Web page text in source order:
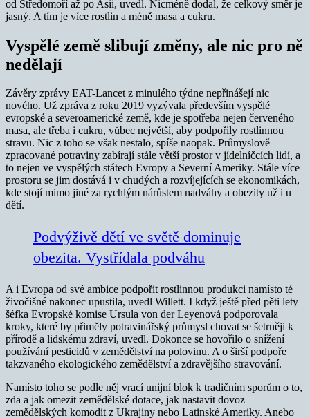
od Středomoří až po Asii, uvedl. Nicméně dodal, že celkový směr je
jasný. A tím je více rostlin a méně masa a cukru.
Vyspělé země slibují změny, ale nic pro ně
nedělají
Závěry zprávy EAT-Lancet z minulého týdne nepřinášejí nic
nového. Už zpráva z roku 2019 vyzývala především vyspělé
evropské a severoamerické země, kde je spotřeba nejen červeného
masa, ale třeba i cukru, vůbec největší, aby podpořily rostlinnou
stravu. Nic z toho se však nestalo, spíše naopak. Průmyslově
zpracované potraviny zabírají stále větší prostor v jídelníčcích lidí, a
to nejen ve vyspělých státech Evropy a Severní Ameriky. Stále více
prostoru se jim dostává i v chudých a rozvíjejících se ekonomikách,
kde stojí mimo jiné za rychlým nárůstem nadváhy a obezity už i u
dětí.
Podvýživě dětí ve světě dominuje
obezita. Vystřídala podváhu
A i Evropa od své ambice podpořit rostlinnou produkci namísto té
živočišné nakonec upustila, uvedl Willett. I když ještě před pěti lety
šéfka Evropské komise Ursula von der Leyenová podporovala
kroky, které by přiměly potravinářský průmysl chovat se šetrněji k
přírodě a lidskému zdraví, uvedl. Dokonce se hovořilo o snížení
používání pesticidů v zemědělství na polovinu. A o širší podpoře
takzvaného ekologického zemědělství a zdravějšího stravování.
Namísto toho se podle něj vrací unijní blok k tradičním sporům o to,
zda a jak omezit zemědělské dotace, jak nastavit dovoz
zemědělských komodit z Ukrajiny nebo Latinské Ameriky. Anebo